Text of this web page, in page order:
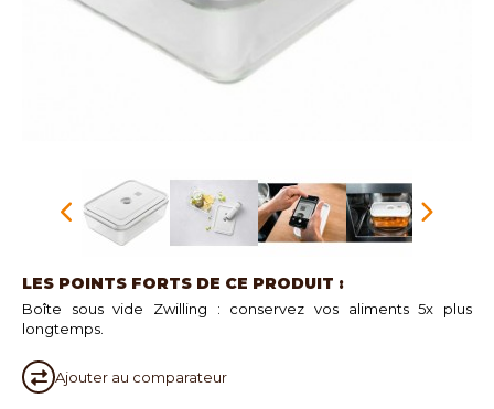
LES POINTS FORTS DE CE PRODUIT :
Boîte sous vide Zwilling : conservez vos aliments 5x plus
longtemps.
Ajouter au comparateur